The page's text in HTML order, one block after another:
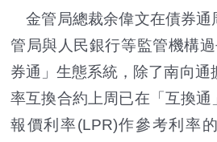
金管局總裁余偉文在債券通
管局與人民銀行等監管機構
券通」生態系統，除了南向通
率互換合約上周已在「互換
報價利率(LPR)作參考利率